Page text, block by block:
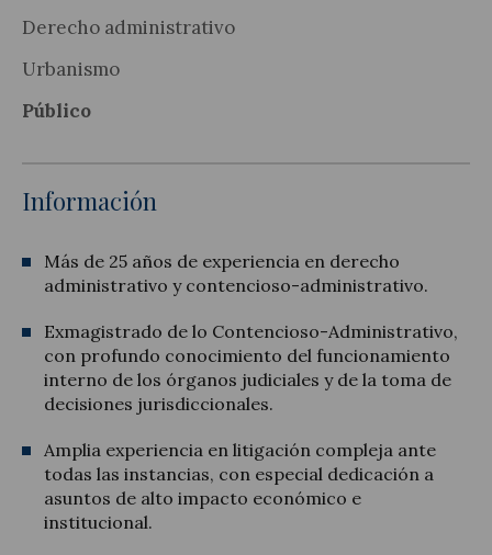
Derecho administrativo
Urbanismo
Público
Información
Más de 25 años de experiencia en derecho
administrativo y contencioso-administrativo.
Exmagistrado de lo Contencioso-Administrativo,
con profundo conocimiento del funcionamiento
interno de los órganos judiciales y de la toma de
decisiones jurisdiccionales.
Amplia experiencia en litigación compleja ante
todas las instancias, con especial dedicación a
asuntos de alto impacto económico e
institucional.